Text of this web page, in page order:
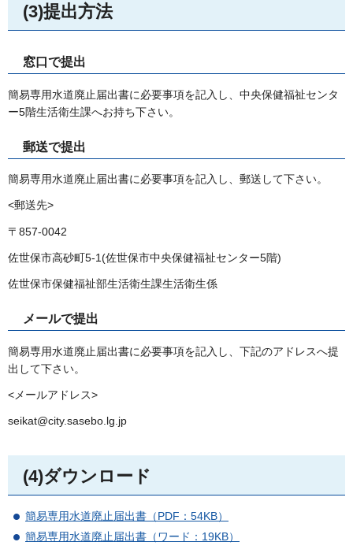
(3)提出方法
窓口で提出
簡易専用水道廃止届出書に必要事項を記入し、中央保健福祉センタ
ー5階生活衛生課へお持ち下さい。
郵送で提出
簡易専用水道廃止届出書に必要事項を記入し、郵送して下さい。
<郵送先>
〒857-0042
佐世保市高砂町5-1(佐世保市中央保健福祉センター5階)
佐世保市保健福祉部生活衛生課生活衛生係
メールで提出
簡易専用水道廃止届出書に必要事項を記入し、下記のアドレスへ提
出して下さい。
<メールアドレス>
seikat@city.sasebo.lg.jp
(4)ダウンロード
簡易専用水道廃止届出書（PDF：54KB）
簡易専用水道廃止届出書（ワード：19KB）